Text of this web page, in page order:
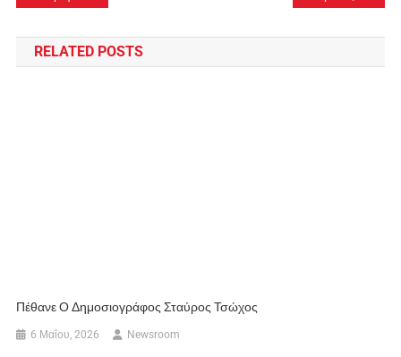
άρθρων
RELATED POSTS
Πέθανε Ο Δημοσιογράφος Σταύρος Τσώχος
6 Μαΐου, 2026 Newsroom